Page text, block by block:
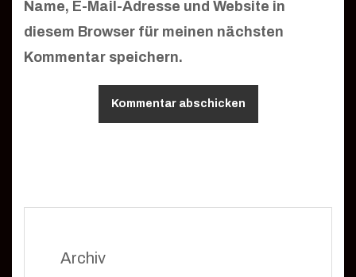
Name, E-Mail-Adresse und Website in
diesem Browser für meinen nächsten
Kommentar speichern.
Archiv